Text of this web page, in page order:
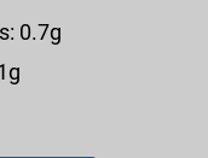
0.7g